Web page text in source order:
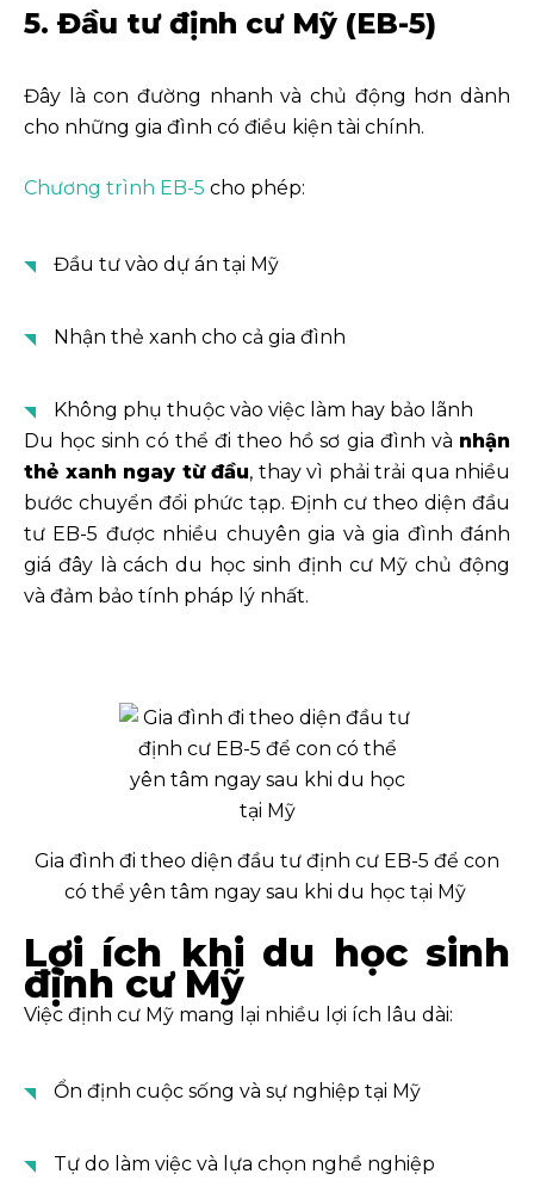
5. Đầu tư định cư Mỹ (EB-5)
Đây là con đường nhanh và chủ động hơn dành
cho những gia đình có điều kiện tài chính.
Chương trình EB-5 cho phép:
Đầu tư vào dự án tại Mỹ
Nhận thẻ xanh cho cả gia đình
Không phụ thuộc vào việc làm hay bảo lãnh
Du học sinh có thể đi theo hồ sơ gia đình và nhận
thẻ xanh ngay từ đầu, thay vì phải trải qua nhiều
bước chuyển đổi phức tạp. Định cư theo diện đầu
tư EB-5 được nhiều chuyên gia và gia đình đánh
giá đây là cách du học sinh định cư Mỹ chủ động
và đảm bảo tính pháp lý nhất.
Gia đình đi theo diện đầu tư định cư EB-5 để con
có thể yên tâm ngay sau khi du học tại Mỹ
Lợi ích khi du học sinh
định cư Mỹ
Việc định cư Mỹ mang lại nhiều lợi ích lâu dài:
Ổn định cuộc sống và sự nghiệp tại Mỹ
Tự do làm việc và lựa chọn nghề nghiệp